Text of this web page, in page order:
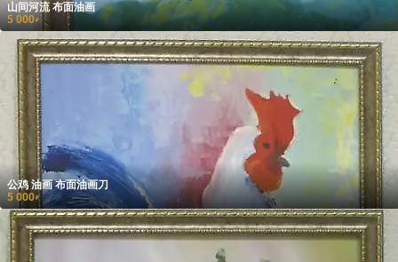
山间河流 布面油画
5 000₽
公鸡 油画 布面油画刀
5 000₽